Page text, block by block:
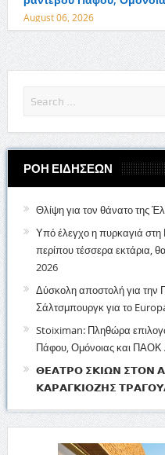
August 06, 2026
ΡΟΗ ΕΙΔΗΣΕΩΝ
Θλίψη για τον θάνατο της
Υπό έλεγχο η πυρκαγιά
περίπου τέσσερα εκτάρια,
2026
Δύσκολη αποστολή για την
Σάλτσμπουργκ για το
Stoiximan: Πληθώρα
Πάφου, Ομόνοιας και ΠΑΟΚ
𝝝𝝚𝝖𝝩𝝦𝝤 𝝨𝝟𝝞𝝮𝝢 𝝨𝝩𝝤𝝢
𝝟𝝖𝝦𝝖𝝘𝝟𝝞𝝤𝝛𝝜𝝨